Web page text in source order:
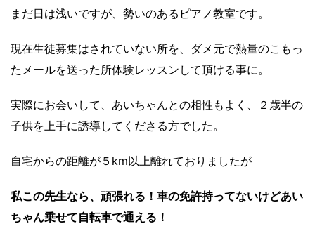
まだ日は浅いですが、勢いのあるピアノ教室です。
現在生徒募集はされていない所を、ダメ元で熱量のこもっ
たメールを送った所体験レッスンして頂ける事に。
実際にお会いして、あいちゃんとの相性もよく、２歳半の
子供を上手に誘導してくださる方でした。
自宅からの距離が５km以上離れておりましたが
私この先生なら、頑張れる！車の免許持ってないけどあい
ちゃん乗せて自転車で通える！